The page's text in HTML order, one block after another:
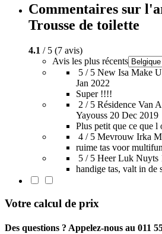
Commentaires sur
Trousse de toilette
4.1 / 5 (7 avis)
Avis les plus récents
5 / 5 New Isa Make
Jan 2022
Super !!!!
2 / 5 Résidence Van
Yayouss 20 Dec 2019
Plus petit que ce que l
4 / 5 Mevrouw Irka
ruime tas voor
5 / 5 Heer Luk Nuyts
handige tas, valt in de
Votre calcul de prix
Des questions ? Appelez-nous au 011